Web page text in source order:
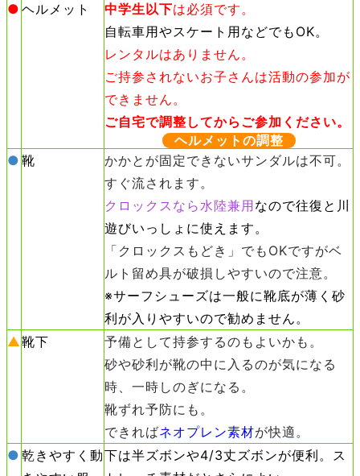
● ヘルメット 中学生以下は必須です。
自転車用やスケート用などでもOK。
レンタルはありません。
ご持参されないお子さんは活動の参加が
できません。
ご自宅で調整してからご参加ください。
ヘルメットの調整
● 靴
かかとが固定できないサンダルは不可。
すぐ流されます。
クロックスなら水陸兼用なので往復と川
遊びいっしょに使えます。
「クロックスもどき」でもOKですがベ
ルト留め具が破損しやすいので注意。
※サーフシューズは一般に靴底が薄く砂
利が入りやすいので勧めません。
▲靴下
予備として持参するのもよいかも。
砂や砂利が靴の中に入るのが気になる
時、一時しのぎになる。
靴ずれ予防にも。
できればネオプレン素材が快適。
● 乾きやすく動下は半ズボンや4/3丈ズボンが便利。ス